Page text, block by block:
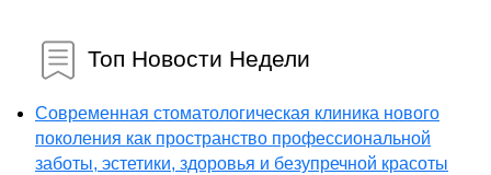
Топ Новости Недели
Современная стоматологическая клиника нового
поколения как пространство профессиональной
заботы, эстетики, здоровья и безупречной красоты